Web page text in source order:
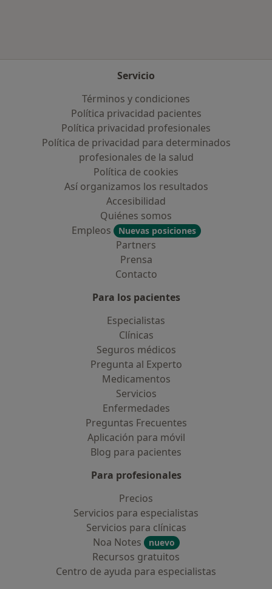
Servicio
Términos y condiciones
Política privacidad pacientes
Política privacidad profesionales
Política de privacidad para determinados
profesionales de la salud
Política de cookies
Así organizamos los resultados
Accesibilidad
Quiénes somos
Empleos
Nuevas posiciones
Partners
Prensa
Contacto
Para los pacientes
Especialistas
Clínicas
Seguros médicos
Pregunta al Experto
Medicamentos
Servicios
Enfermedades
Preguntas Frecuentes
Aplicación para móvil
Blog para pacientes
Para profesionales
Precios
Servicios para especialistas
Servicios para clínicas
Noa Notes
nuevo
Recursos gratuitos
Centro de ayuda para especialistas